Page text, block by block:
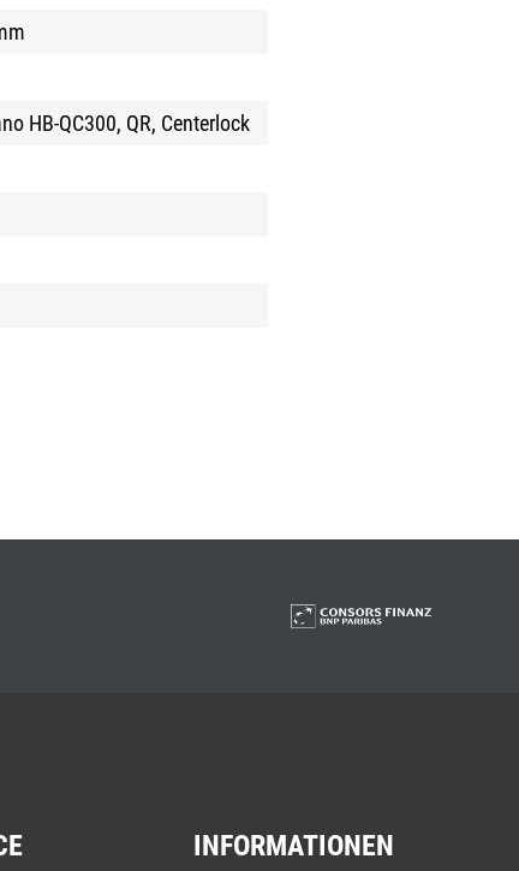
HB-QC300, QR, Centerlock
INFORMATIONEN